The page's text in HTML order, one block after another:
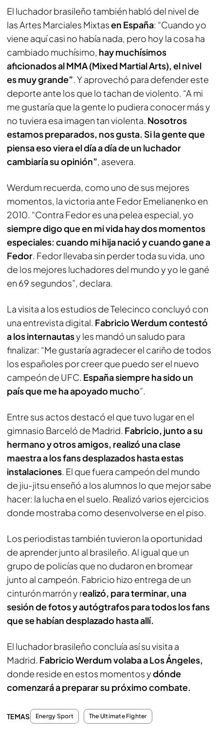
El luchador brasileño también habló del nivel de
las Artes Marciales Mixtasen España: “Cuando yo
viene aquí casi no había nada, pero hoy la cosa ha
cambiado muchísimo, hay muchísimos
aficionados al MMA (Mixed Martial Arts), el nivel
es muy grande”. Y aprovechó para defender este
deporte ante los que lo tachan de violento. “A mi
me gustaría que la gente lo pudiera conocer más y
no tuviera esa imagen tan violenta. Nosotros
estamos preparados, nos gusta. Si la gente que
piensa eso viera el día a día de un luchador
cambiaría su opinión”, asevera.
Werdum recuerda, como uno de sus mejores
momentos, la victoria ante Fedor Emelianenko en
2010. “Contra Fedor es una pelea especial, yo
siempre digo que en mi vida hay dos momentos
especiales: cuando mi hija nació y cuando gane a
Fedor. Fedor llevaba sin perder toda su vida, uno
de los mejores luchadores del mundo y yo le gané
en 69 segundos”, declara.
La visita a los estudios de Telecinco concluyó con
una entrevista digital. Fabricio Werdum contestó
a los internautasy les mandó un saludo para
finalizar: “Me gustaría agradecer el cariño de todos
los españoles por creer que puedo ser el nuevo
campeón de UFC. España siempre ha sido un
país que me ha apoyado mucho”.
Entre sus actos destacó el que tuvo lugar en el
gimnasio Barceló de Madrid. Fabricio, junto a su
hermano y otros amigos, realizó una clase
maestra a los fans desplazados hasta estas
instalaciones. El que fuera campeón del mundo
de jiu-jitsu enseñó a los alumnos lo que mejor sabe
hacer: la lucha en el suelo. Realizó varios ejercicios
donde mostraba como desenvolverse en el piso.
Los periodistas también tuvieron la oportunidad
de aprender junto al brasileño. Al igual que un
grupo de policías que no dudaron en bromear
junto al campeón. Fabricio hizo entrega de un
cinturón marrón y realizó, para terminar, una
sesión de fotos y autógtrafos para todos los fans
que se habían desplazado hasta allí.
El luchador brasileño concluía así su visita a
Madrid. Fabricio Werdum volaba a Los Ángeles,
donde reside en estos momentos ydónde
comenzará a preparar su próximo combate.
TEMAS Energy Sport The Ultimate Fighter